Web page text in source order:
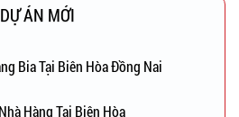
DỰ ÁN MỚI
Bia Tại Biên Hòa Đồng Nai
Hàng Tại Biên Hòa